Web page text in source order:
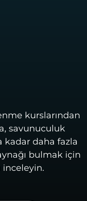
kurslarından
savunuculuk
kadar daha fazla
bulmak için
inceleyin.